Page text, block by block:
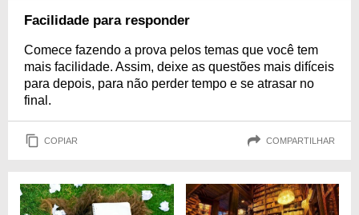
Facilidade para responder
Comece fazendo a prova pelos temas que você tem
mais facilidade. Assim, deixe as questões mais difíceis
para depois, para não perder tempo e se atrasar no
final.
COPIAR COMPARTILHAR